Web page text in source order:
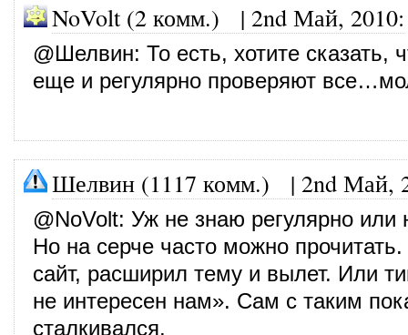
NoVolt (2 комм.) | 2nd Май, 2010:
@Шелвин: То есть, хотите сказать,
еще и регулярно проверяют
Шелвин (1117 комм.) | 2nd Май,
@NoVolt: Уж не знаю регулярно или
Но на серче часто можно
сайт, расширил тему и вылет. Или
не интересен нам». Сам с таким
сталкивался.